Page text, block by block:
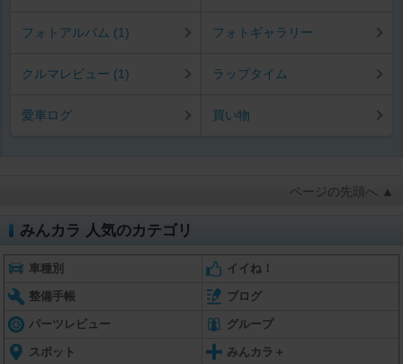
フォトアルバム (1) フォトギャラリー
クルマレビュー (1) ラップタイム
愛車ログ 買い物
ページの先頭へ ▲
みんカラ 人気のカテゴリ
車種別 イイね！
整備手帳 ブログ
パーツレビュー グループ
スポット みんカラ＋